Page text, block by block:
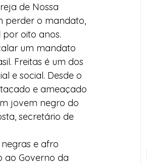
de Nossa
perder o mandato,
por oito anos.
um mandato
Freitas é um dos
e social. Desde o
e ameaçado
jovem negro do
secretário de
e afro
ao Governo da